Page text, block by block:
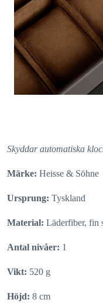
Skyddar automatiska
Märke: Heisse & Söhne
Ursprung: Tyskland
Material: Läderfiber, fin
Antal nivåer: 1
Vikt: 520 g
Höjd: 8 cm